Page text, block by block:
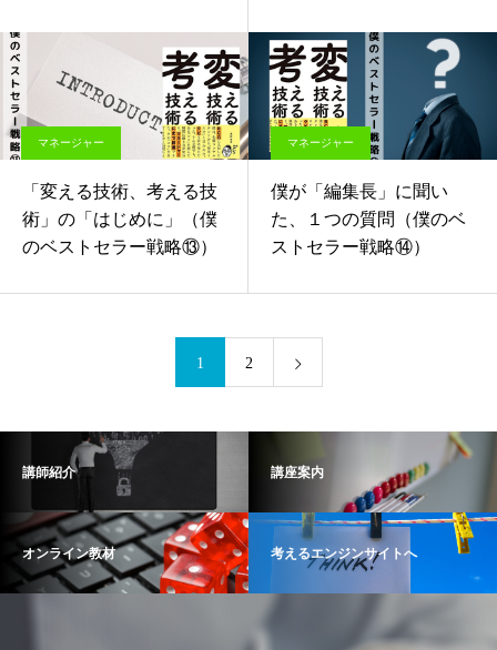
マネージャー
「変える技術、考える技
術」の「はじめに」（僕
のベストセラー戦略⑬）
マネージャー
僕が「編集長」に聞い
た、１つの質問（僕のベ
ストセラー戦略⑭）
1 2
講師紹介 講座案内
オンライン教材 考えるエンジンサイトへ